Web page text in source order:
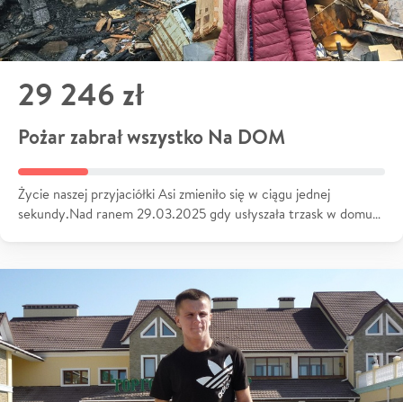
29 246 zł
Pożar zabrał wszystko Na DOM
Życie naszej przyjaciółki Asi zmieniło się w ciągu jednej
sekundy.Nad ranem 29.03.2025 gdy usłyszała trzask w domu…